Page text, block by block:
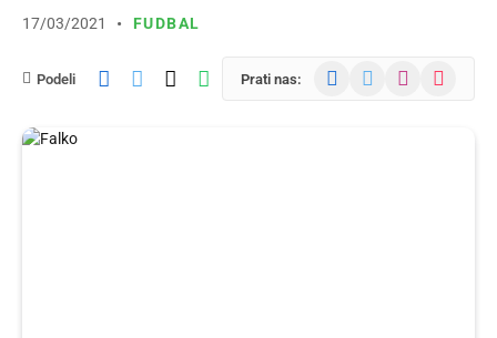
17/03/2021 FUDBAL
Podeli Prati nas: Facebook Instagram
TikTok